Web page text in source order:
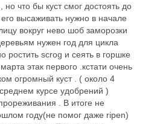
что бы куст смог достоять до
высаживать нужно в начале
вокруг нево шоб заморозки
нужен год для цикла
ростить scrog и сеять в горшке
этак первого .кстати очень
огромный куст . ( около 4
курсе удобрений )
. В итоге не
году(не помог даже ripen)